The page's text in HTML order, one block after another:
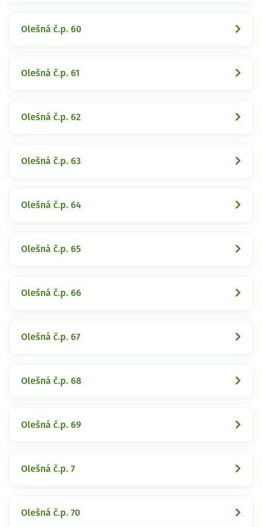
Olešná č.p. 60
Olešná č.p. 61
Olešná č.p. 62
Olešná č.p. 63
Olešná č.p. 64
Olešná č.p. 65
Olešná č.p. 66
Olešná č.p. 67
Olešná č.p. 68
Olešná č.p. 69
Olešná č.p. 7
Olešná č.p. 70